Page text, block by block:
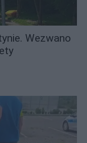
Wezwano